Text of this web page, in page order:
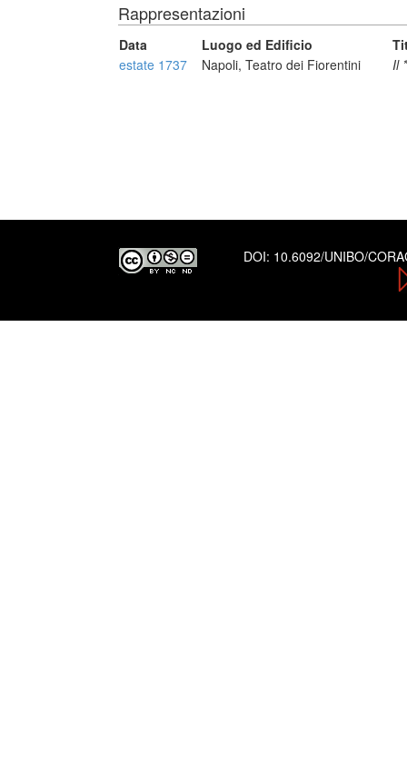
Rappresentazioni
Data Luogo ed Edificio
estate 1737
Napoli, Teatro dei Fiorentini Il
DOI: 10.6092/UNIBO/